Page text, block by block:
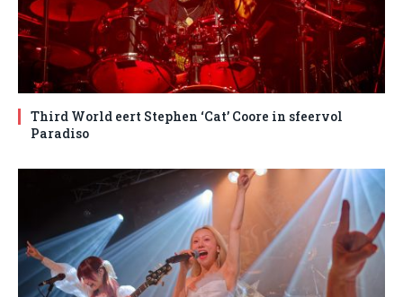
Third World eert Stephen ‘Cat’ Coore in sfeervol
Paradiso